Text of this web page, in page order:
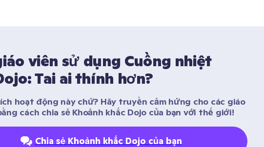
viên sử dụng Cuồng nhiệt
Tai ai thính hơn?
hoạt động này chứ? Hãy truyền cảm hứng cho các giáo
cách chia sẻ Khoảnh khắc Dojo của bạn với thế giới!
Chia sẻ Khoảnh khắc Dojo của bạn